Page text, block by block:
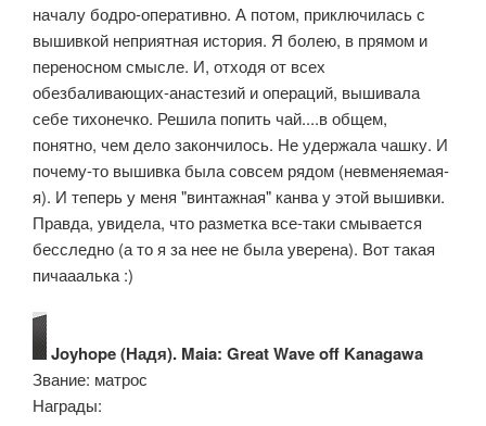
началу бодро-оперативно. А потом, приключилась с
вышивкой неприятная история. Я болею, в прямом и
переносном смысле. И, отходя от всех
обезбаливающих-анастезий и операций, вышивала
себе тихонечко. Решила попить чай....в общем,
понятно, чем дело закончилось. Не удержала чашку. И
почему-то вышивка была совсем рядом (невменяемая-
я). И теперь у меня "винтажная" канва у этой вышивки.
Правда, увидела, что разметка все-таки смывается
бесследно (а то я за нее не была уверена). Вот такая
пичааалька :)
Joyhope (Надя). Maia: Great Wave off Kanagawa
Звание: матрос
Награды: